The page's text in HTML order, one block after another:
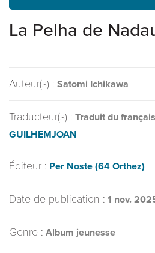
La Pelha de
Auteur(s) : Satomi Ichikawa
Traducteur(s) : Traduit du
GUILHEMJOAN
Éditeur : Per Noste (64 Orthez)
Date de publication : 1 nov.
Genre : Album jeunesse